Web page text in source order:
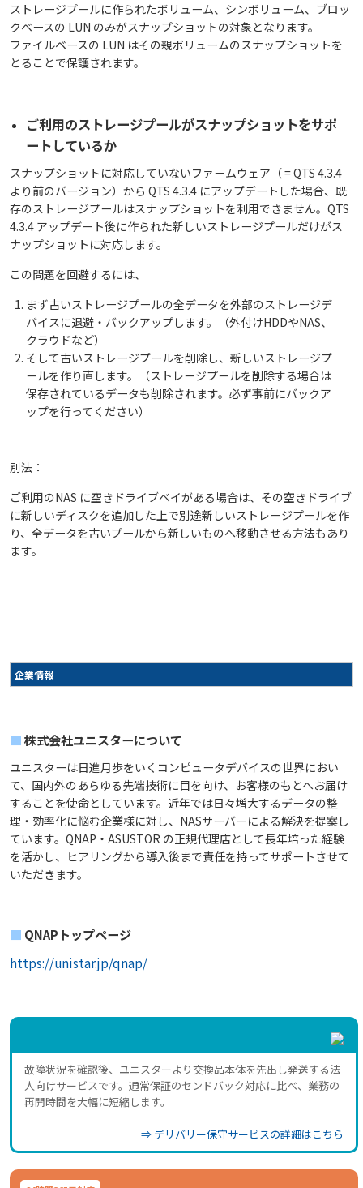
ストレージプールに作られたボリューム、シンボリューム、ブロッ
クベースの LUN のみがスナップショットの対象となります。
ファイルベースの LUN はその親ボリュームのスナップショットを
とることで保護されます。
ご利用のストレージプールがスナップショットをサポ
ートしているか
スナップショットに対応していないファームウェア（ = QTS 4.3.4
より前のバージョン）から QTS 4.3.4 にアップデートした場合、既
存のストレージプールはスナップショットを利用できません。QTS
4.3.4 アップデート後に作られた新しいストレージプールだけがス
ナップショットに対応します。
この問題を回避するには、
まず古いストレージプールの全データを外部のストレージデ
バイスに退避・バックアップします。（外付けHDDやNAS、
クラウドなど）
そして古いストレージプールを削除し、新しいストレージプ
ールを作り直します。（ストレージプールを削除する場合は
保存されているデータも削除されます。必ず事前にバックア
ップを行ってください）
別法：
ご利用のNAS に空きドライブベイがある場合は、その空きドライブ
に新しいディスクを追加した上で別途新しいストレージプールを作
り、全データを古いプールから新しいものへ移動させる方法もあり
ます。
企業情報
■株式会社ユニスターについて
ユニスターは日進月歩をいくコンピュータデバイスの世界におい
て、国内外のあらゆる先端技術に目を向け、お客様のもとへお届け
することを使命としています。近年では日々増大するデータの整
理・効率化に悩む企業様に対し、NASサーバーによる解決を提案し
ています。QNAP・ASUSTOR の正規代理店として長年培った経験
を活かし、ヒアリングから導入後まで責任を持ってサポートさせて
いただきます。
■ QNAPトップページ
https://unistar.jp/qnap/
故障状況を確認後、ユニスターより交換品本体を先出し発送する法
人向けサービスです。通常保証のセンドバック対応に比べ、業務の
再開時間を大幅に短縮します。
⇒ デリバリー保守サービスの詳細はこちら